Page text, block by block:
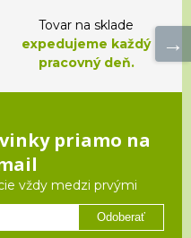
Tovar na sklade
expedujeme každý
pracovný deň.
priamo na
vždy medzi prvými
Odoberať